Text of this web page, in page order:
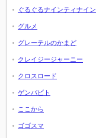
ぐるぐるナインティナイン
グルメ
グレーテルのかまど
クレイジージャーニー
クロスロード
ゲンバビト
ここから
ゴゴスマ